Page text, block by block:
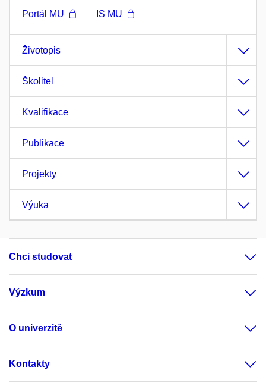
Portál MU
IS MU
Životopis
Školitel
Kvalifikace
Publikace
Projekty
Výuka
Chci studovat
Výzkum
O univerzitě
Kontakty